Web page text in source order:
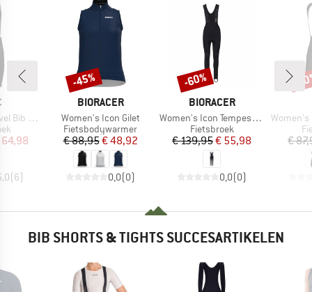
Shorts
prijs
(6)
MERK
BIORACER
Artikel
Women's Icon Gilet
Productgroep
Fietsbodywarmer
Prijs
€ 88,95Verlaagde prijs
€ 48,92
0,0(0)
Korting
-45%
MERK
BIORACER
Artikel
Women's Icon Tempest Bibtights
Productgroep
Fietsbroek
Prijs
€ 139,95Verlaagde prijs
€ 55,98
0,0(0)
Korting
-60%
Artikel
Women's Pragma
€
-
BIB SHORTS & TIGHTS SUCCESARTIKELEN